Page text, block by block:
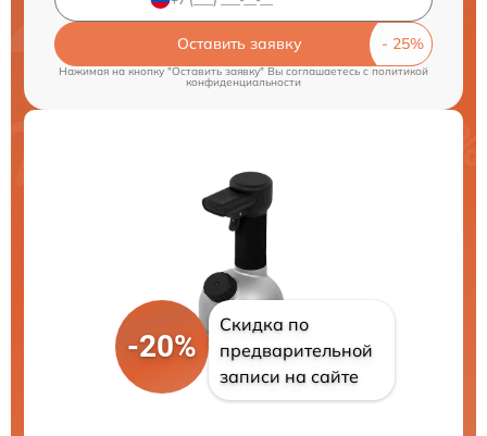
Оставить заявку
Нажимая на кнопку "Оставить заявку" Вы соглашаетесь cполитикой
конфиденциальности
-20%
Скидка по
предварительной
записи на сайте